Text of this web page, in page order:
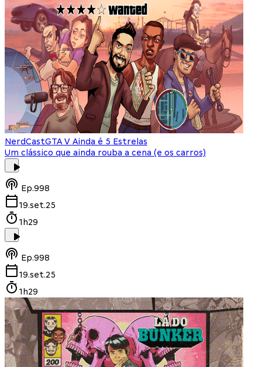
NerdCastGTA V Ainda é 5 Estrelas
Um clássico que ainda rouba a cena (e os carros)
Ep.998
19.set.25
1h29
Ep.998
19.set.25
1h29